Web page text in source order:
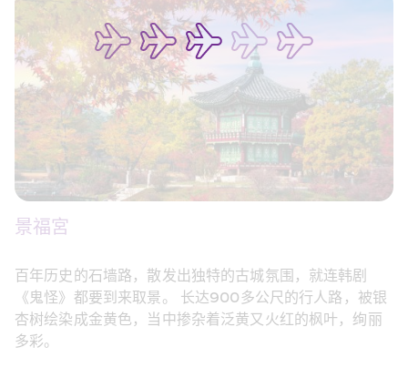
景福宮
百年历史的石墙路，散发出独特的古城氛围，就连韩剧
《鬼怪》都要到来取景。 长达900多公尺的行人路，被银
杏树绘染成金黄色，当中掺杂着泛黄又火红的枫叶，绚丽
多彩。